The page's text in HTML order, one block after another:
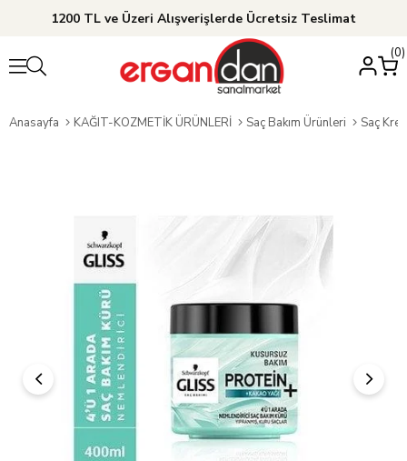
1200 TL ve Üzeri Alışverişlerde Ücretsiz Teslimat
0
Anasayfa KAĞIT-KOZMETİK ÜRÜNLERİ Saç Bakım Ürünleri Saç